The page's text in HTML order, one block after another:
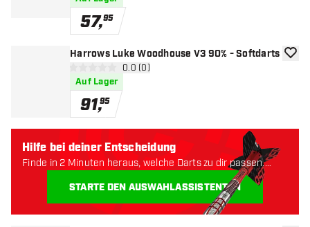
57,95
Harrows Luke Woodhouse V3 90% - Softdarts
Bewertungsbereich öffnen
0 Bewertungssterne
0.0 (0)
Auf Lager
91,95
Zur
Hilfe bei deiner Entscheidung
Finde in 2 Minuten heraus, welche Darts zu dir passen.
STARTE DEN AUSWAHLASSISTENTEN